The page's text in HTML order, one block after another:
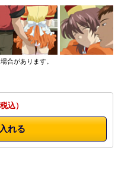
ずいとトイレに駆け込みアナル
を挿入して激しく二穴を責め
ていく。激しく突き上げられ
感を貪るのであった…。
合があります。
れる